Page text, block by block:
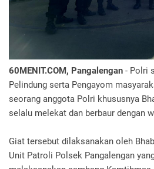
60MENIT.COM, Pangalengan - Polri
Pelindung serta Pengayom
seorang anggota Polri khususnya
selalu melekat dan berbaur dengan
Giat tersebut dilaksanakan oleh
Unit Patroli Polsek Pangalengan